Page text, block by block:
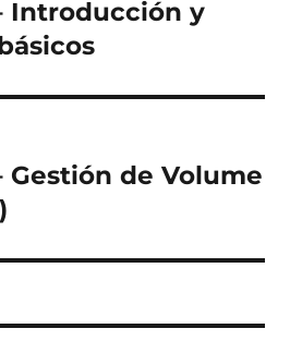
Introducción y
Gestión de Volume